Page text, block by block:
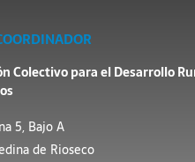
Colectivo para el Desarrollo
5, Bajo A
de Rioseco